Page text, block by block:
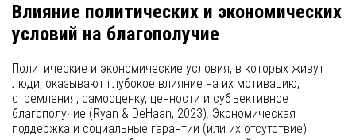
Влияние политических и экономических
условий на благополучие
Политические и экономические условия, в которых живут
люди, оказывают глубокое влияние на их мотивацию,
стремления, самооценку, ценности и субъективное
благополучие (Ryan & DeHaan, 2023). Экономическая
поддержка и социальные гарантии (или их отсутствие)